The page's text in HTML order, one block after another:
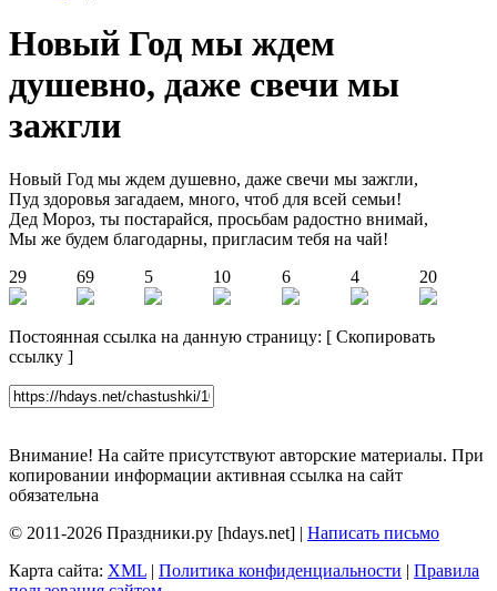
Новый Год мы ждем
душевно, даже свечи мы
зажгли
Новый Год мы ждем душевно, даже свечи мы зажгли,
Пуд здоровья загадаем, много, чтоб для всей семьи!
Дед Мороз, ты постарайся, просьбам радостно внимай,
Мы же будем благодарны, пригласим тебя на чай!
29
69 5 10 6 4 20
Постоянная ссылка на данную страницу: [ Скопировать
ссылку ]
Внимание! На сайте присутствуют авторские материалы. При
копировании информации активная ссылка на сайт
обязательна
© 2011-2026 Праздники.ру [hdays.net] | Написать письмо
Карта сайта: XML | Политика конфиденциальности | Правила